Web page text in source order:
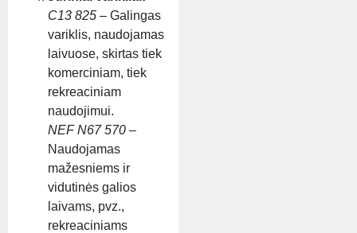
C13 825 – Galingas
variklis, naudojamas
laivuose, skirtas tiek
komerciniam, tiek
rekreaciniam
naudojimui.
NEF N67 570 –
Naudojamas
mažesniems ir
vidutinės galios
laivams, pvz.,
rekreaciniams